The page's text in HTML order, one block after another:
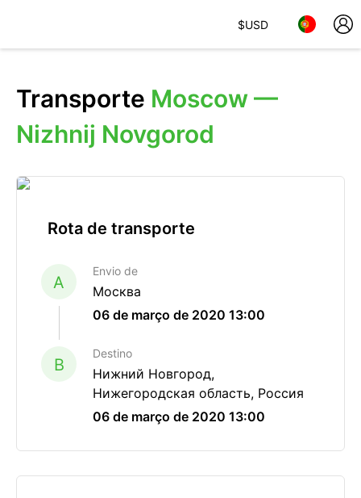
$USD
Transporte Moscow —
Nizhnij Novgorod
Rota de transporte
A
Envio de
Москва
06 de março de 2020 13:00
B
Destino
Нижний Новгород,
Нижегородская область, Россия
06 de março de 2020 13:00